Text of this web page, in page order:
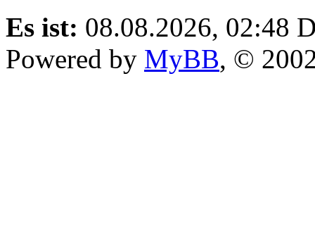
Es ist: 08.08.2026, 02:48
Powered by MyBB, ©